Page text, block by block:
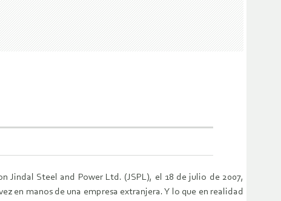
Jindal Steel and Power Ltd. (JSPL), el 18 de julio de 2007,
en manos de una empresa extranjera. Y lo que en realidad